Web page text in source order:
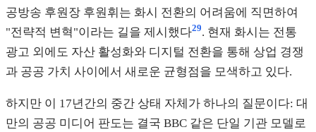
공방송 후원장 후원휘는 화시 전환의 어려움에 직면하여
"전략적 변혁"이라는 길을 제시했다29. 현재 화시는 전통
광고 외에도 자산 활성화와 디지털 전환을 통해 상업 경쟁
과 공공 가치 사이에서 새로운 균형점을 모색하고 있다.
하지만 이 17년간의 중간 상태 자체가 하나의 질문이다: 대
만의 공공 미디어 판도는 결국 BBC 같은 단일 기관 모델로